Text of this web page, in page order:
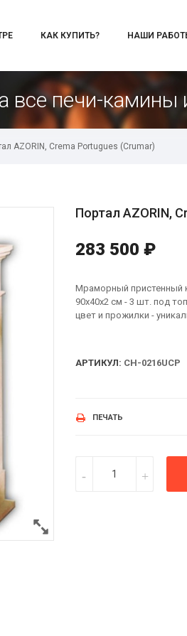
КАК КУПИТЬ? НАШИ
все печи-камины
AZORIN, Crema Portugues (Crumar)
Портал AZORIN,
283 500 ₽
Мраморный пристенный
90х40х2 см - 3 шт. под
цвет и прожилки -
АРТИКУЛ: CH-0216UCP
ПЕЧАТЬ